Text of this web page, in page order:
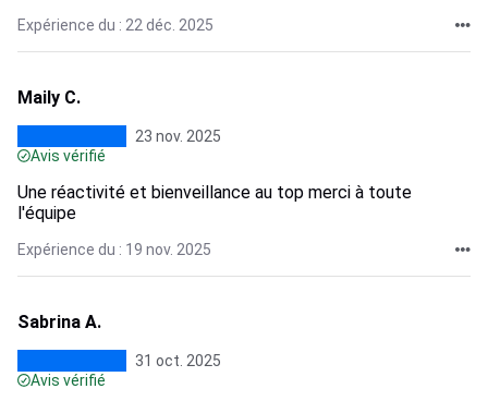
Expérience du : 22 déc. 2025
Maily C.
23 nov. 2025
Avis vérifié
Une réactivité et bienveillance au top merci à toute
l'équipe
Expérience du : 19 nov. 2025
Sabrina A.
31 oct. 2025
Avis vérifié